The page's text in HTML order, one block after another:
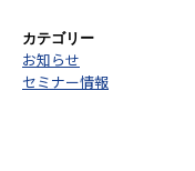
カテゴリー
お知らせ
セミナー情報